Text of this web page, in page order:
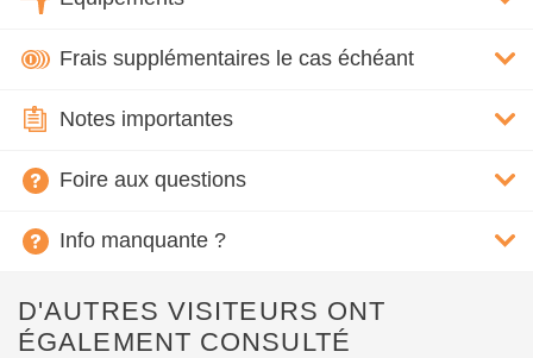
Frais supplémentaires le cas échéant
Notes importantes
Foire aux questions
Info manquante ?
D'AUTRES VISITEURS ONT
ÉGALEMENT CONSULTÉ